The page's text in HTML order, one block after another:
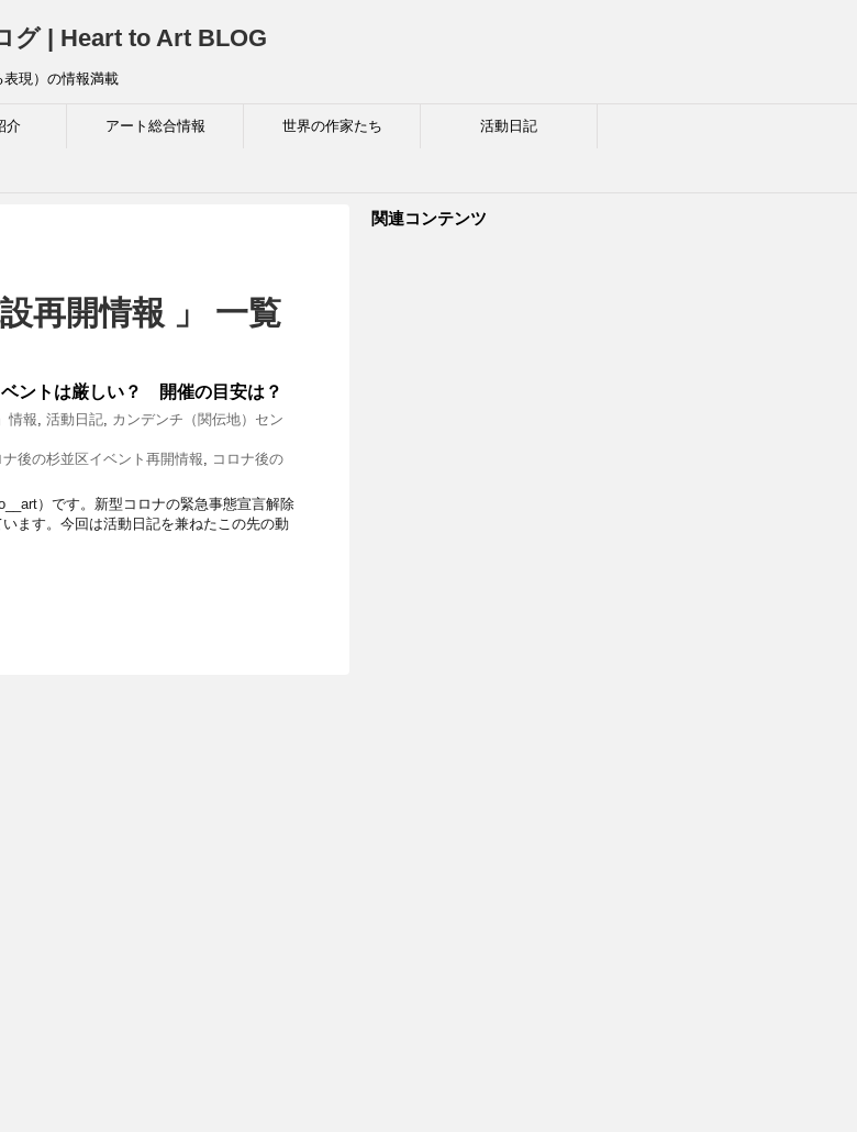
グ | Heart to Art BLOG
表現）の情報満載
介 アート総合情報 世界の作家たち 活動日記
再開情報 」 一覧
ベントは厳しい？ 開催の目安は？
情報, 活動日記, カンデンチ（関伝地）セン
ナ後の杉並区イベント再開情報, コロナ後の
）です。新型コロナの緊急事態宣言解除
ます。今回は活動日記を兼ねたこの先の動
関連コンテンツ